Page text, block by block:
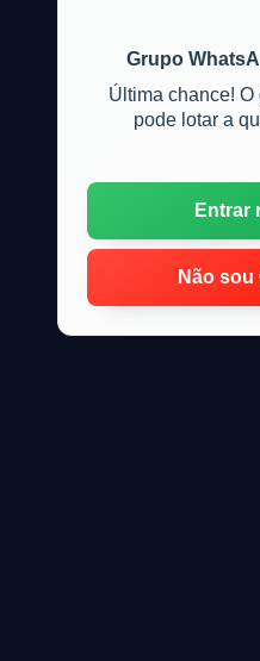
Grupo
Última chance!
pode lotar a
Entrar
Não sou